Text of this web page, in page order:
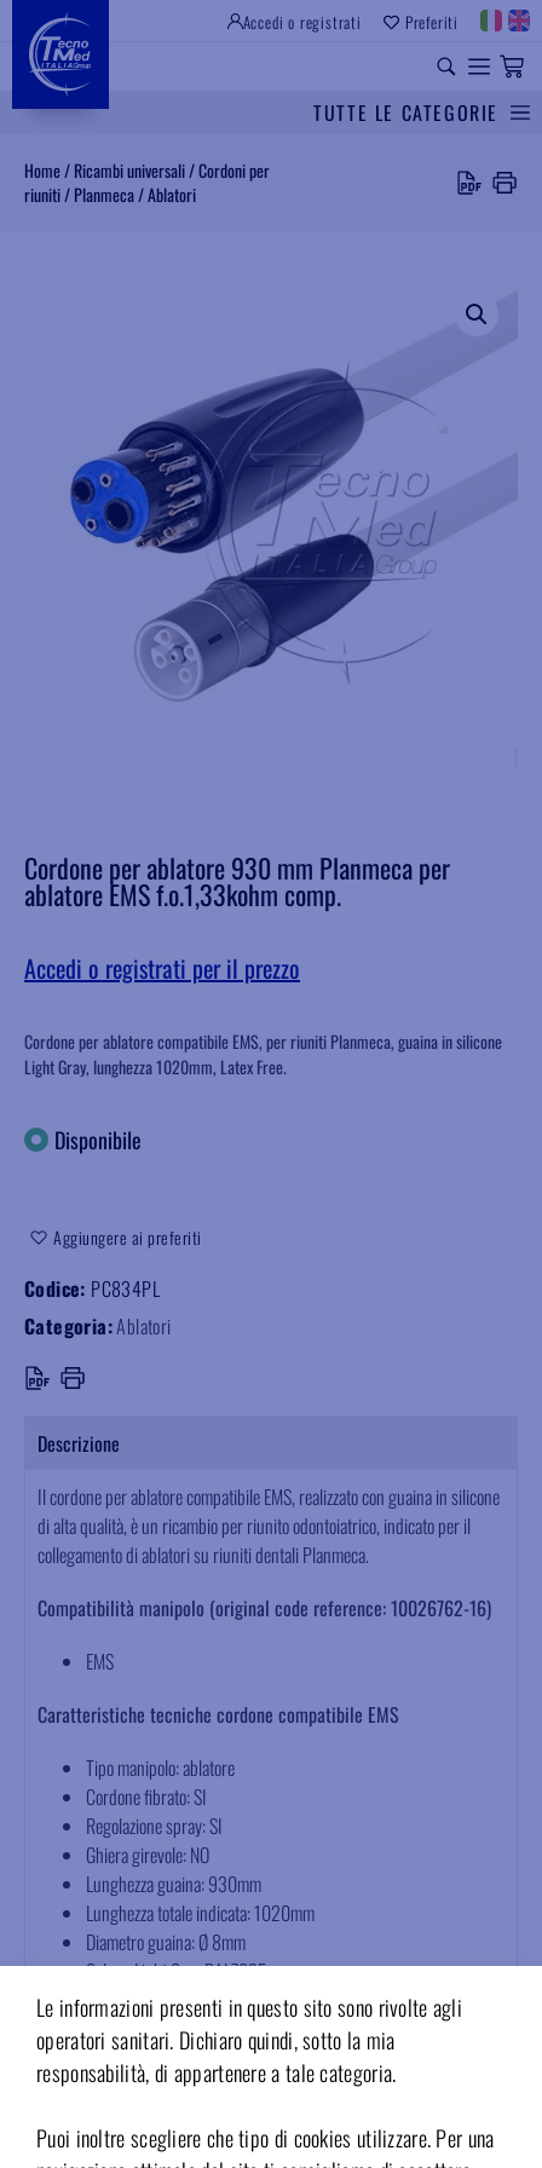
Le informazioni presenti in questo sito sono rivolte agli
operatori sanitari. Dichiaro quindi, sotto la mia
responsabilità, di appartenere a tale categoria.
Puoi inoltre scegliere che tipo di cookies utilizzare. Per una
Accedi o registrati Preferiti
TUTTE LE CATEGORIE
Home/ Ricambi universali/Cordoni per
riuniti/ Planmeca/Ablatori
Cordone per ablatore 930 mm Planmeca per
ablatore EMS f.o.1,33kohm comp.
Accedi o registrati per il prezzo
Cordone per ablatore compatibile EMS, per riuniti Planmeca, guaina in silicone
Light Gray, lunghezza 1020mm, Latex Free.
Disponibile
Aggiungere ai preferiti
Codice: PC834PL
Categoria:Ablatori
Descrizione
Il cordone per ablatore compatibile EMS, realizzato con guaina in silicone
di alta qualità, è un ricambio per riunito odontoiatrico, indicato per il
collegamento di ablatori su riuniti dentali Planmeca.
Compatibilità manipolo (original code reference: 10026762-16)
EMS
Caratteristiche tecniche cordone compatibile EMS
Tipo manipolo: ablatore
Cordone fibrato: SI
Regolazione spray: SI
Ghiera girevole: NO
Lunghezza guaina: 930mm
Lunghezza totale indicata: 1020mm
Diametro guaina: Ø 8mm
Colore: Light Gray RAL7035
Latex Free
Garanzia 12 mesi
Pressione massima aria mandata/ritorno 4.5bar / 65psi
Pressione massima spray aria/acqua 4bar / 58psi